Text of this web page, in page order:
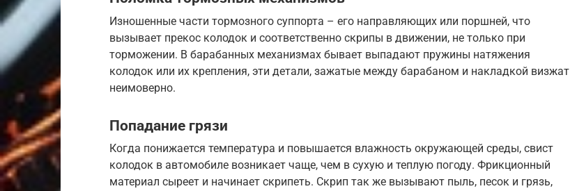
Изношенные части тормозного суппорта – его направляющих или поршней, что
вызывает прекос колодок и соответственно скрипы в движении, не только при
торможении. В барабанных механизмах бывает выпадают пружины натяжения
колодок или их крепления, эти детали, зажатые между барабаном и накладкой визжат
неимоверно.
Попадание грязи
Когда понижается температура и повышается влажность окружающей среды, свист
колодок в автомобиле возникает чаще, чем в сухую и теплую погоду. Фрикционный
материал сыреет и начинает скрипеть. Скрип так же вызывают пыль, песок и грязь,